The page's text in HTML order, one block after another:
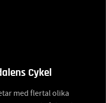
Cykel
med flertal olika